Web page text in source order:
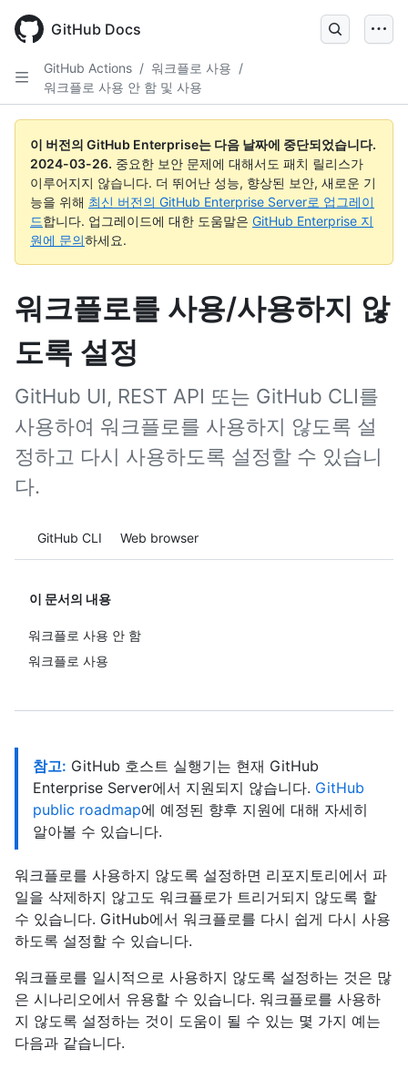
main
GitHub Docs
GitHub Actions / 워크플로 사용 /
워크플로 사용 안 함 및 사용
이 버전의 GitHub Enterprise는 다음 날짜에 중단되었습니다.
2024-03-26. 중요한 보안 문제에 대해서도 패치 릴리스가
이루어지지 않습니다. 더 뛰어난 성능, 향상된 보안, 새로운 기
능을 위해 최신 버전의 GitHub Enterprise Server로 업그레이
드합니다. 업그레이드에 대한 도움말은 GitHub Enterprise 지
원에 문의하세요.
워크플로를 사용/사용하지 않
도록 설정
GitHub UI, REST API 또는 GitHub CLI를
사용하여 워크플로를 사용하지 않도록 설
정하고 다시 사용하도록 설정할 수 있습니
다.
Tool navigation
GitHub CLI Web browser
이 문서의 내용
워크플로 사용 안 함
워크플로 사용
참고: GitHub 호스트 실행기는 현재 GitHub
Enterprise Server에서 지원되지 않습니다. GitHub
public roadmap에 예정된 향후 지원에 대해 자세히
알아볼 수 있습니다.
워크플로를 사용하지 않도록 설정하면 리포지토리에서 파
일을 삭제하지 않고도 워크플로가 트리거되지 않도록 할
수 있습니다. GitHub에서 워크플로를 다시 쉽게 다시 사용
하도록 설정할 수 있습니다.
워크플로를 일시적으로 사용하지 않도록 설정하는 것은 많
은 시나리오에서 유용할 수 있습니다. 워크플로를 사용하
지 않도록 설정하는 것이 도움이 될 수 있는 몇 가지 예는
다음과 같습니다.